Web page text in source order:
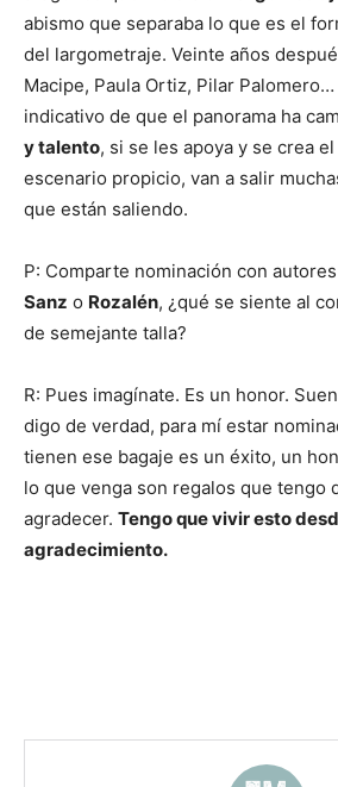
abismo que separaba lo que es el
del largometraje. Veinte años
Macipe, Paula Ortiz, Pilar
indicativo de que el panorama ha
y talento, si se les apoya y se crea
escenario propicio, van a salir
que están saliendo.
P: Comparte nominación con
Sanz o Rozalén, ¿qué se siente al
de semejante talla?
R: Pues imagínate. Es un honor.
digo de verdad, para mí estar
tienen ese bagaje es un éxito, un
lo que venga son regalos que tengo
agradecer. Tengo que vivir esto
agradecimiento.